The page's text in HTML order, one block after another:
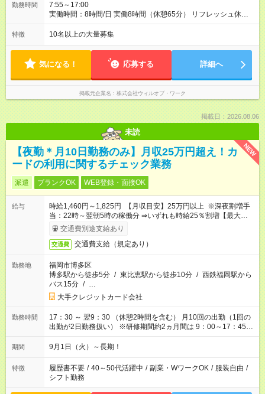
勤務時間
7:55～17:00
実働時間：8時間/日 実働8時間（休憩65分） リフレッシュ休憩
あり（有給） 残業月5～10時間未満
特徴 10名以上の大量募集
気になる！ 応募する 詳細へ
掲載元企業名 株式会社ウィルオブ・ワーク
掲載日：2026.08.06
未読
NEW
【夜勤＊月10日勤務のみ】月収25万円超え！カ
ードの利用に関するチェック業務
派遣 ブランクOK WEB登録・面接OK
給与
時給1,460円～1,825円 【月収目安】25万円以上 ※深夜割増手
当：22時～翌朝5時の稼働分 ⇒いずれも時給25％割増【最大時
給1,825円】 【残業手当】実働8ｈ超過分は時給25％割増
交通費別途支給あり
交通費 交通費支給（規定あり）
勤務地
福岡市博多区
博多駅から徒歩5分 / 東比恵駅から徒歩10分 / 西鉄福岡駅から
バス15分 / …
大手クレジットカード会社
勤務時間
17：30 ～ 翌9：30 （休憩2時間を含む） 月10回の出勤（1回の
出勤が2日勤務扱い） ※研修期間約2ヵ月間は 9：00～17：45
平日（月～金）勤務となります ＊残業代は1分単位で計算！頑張
った分キッチリ給与潤う
期間 9月1日（火）～長期！
特徴 履歴書不要 / 40～50代活躍中 / 副業・WワークOK / 服装自由 /
シフト勤務